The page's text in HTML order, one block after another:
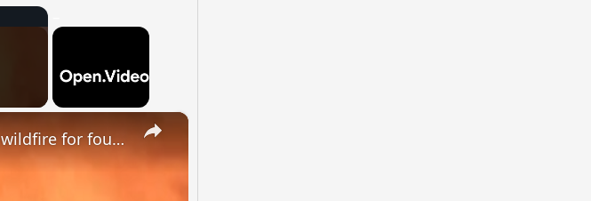
×
"The situation is out of control": Greek firefighters battle wildfire for fourth day